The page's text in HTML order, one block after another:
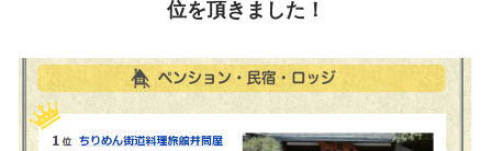
位を頂きました！